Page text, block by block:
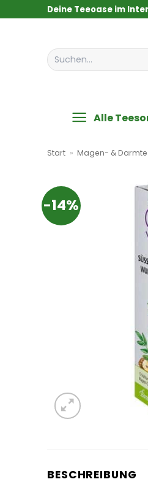
Deine Teeoase im
Suchen
nach:
Alle
Start » Magen- &
-14%
BESCHREIBUNG